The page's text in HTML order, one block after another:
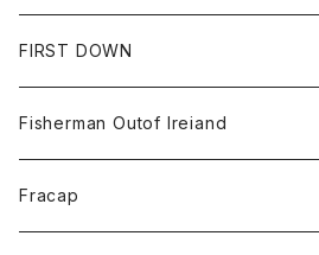
パンツ
コート
ジャケット
スエットシャツ
スエットパンツ
グッズ
帽子
アクセサリー
FIRST DOWN
Fisherman Outof Ireiand
ニット
Fracap